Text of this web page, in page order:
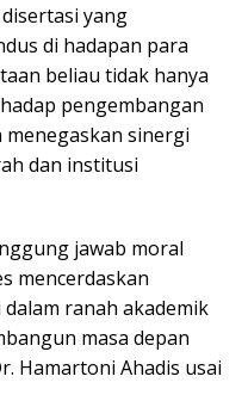
yang
di hadapan para
beliau tidak hanya
pengembangan
sinergi
dan institusi
jawab moral
mencerdaskan
ranah akademik
masa depan
Hamartoni Ahadis usai